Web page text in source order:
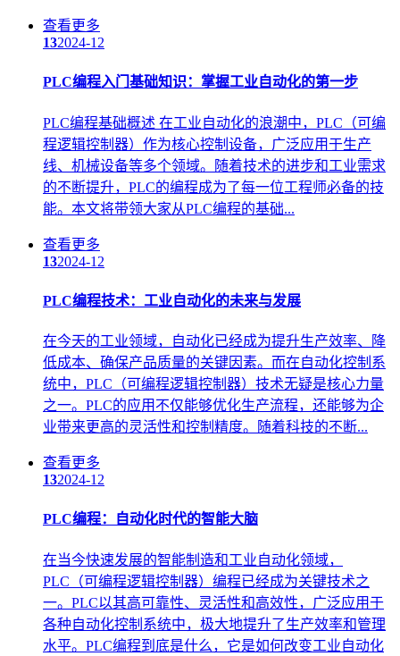
查看更多
132024-12
PLC编程入门基础知识：掌握工业自动化的第一步
PLC编程基础概述 在工业自动化的浪潮中，PLC（可编
程逻辑控制器）作为核心控制设备，广泛应用于生产
线、机械设备等多个领域。随着技术的进步和工业需求
的不断提升，PLC的编程成为了每一位工程师必备的技
能。本文将带领大家从PLC编程的基础...
查看更多
132024-12
PLC编程技术：工业自动化的未来与发展
在今天的工业领域，自动化已经成为提升生产效率、降
低成本、确保产品质量的关键因素。而在自动化控制系
统中，PLC（可编程逻辑控制器）技术无疑是核心力量
之一。PLC的应用不仅能够优化生产流程，还能够为企
业带来更高的灵活性和控制精度。随着科技的不断...
查看更多
132024-12
PLC编程：自动化时代的智能大脑
在当今快速发展的智能制造和工业自动化领域，
PLC（可编程逻辑控制器）编程已经成为关键技术之
一。PLC以其高可靠性、灵活性和高效性，广泛应用于
各种自动化控制系统中，极大地提升了生产效率和管理
水平。PLC编程到底是什么，它是如何改变工业自动化